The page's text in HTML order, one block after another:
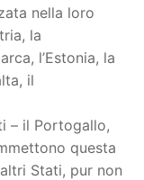
nella loro
la
l’Estonia, la
il
– il Portogallo,
questa
Stati, pur non